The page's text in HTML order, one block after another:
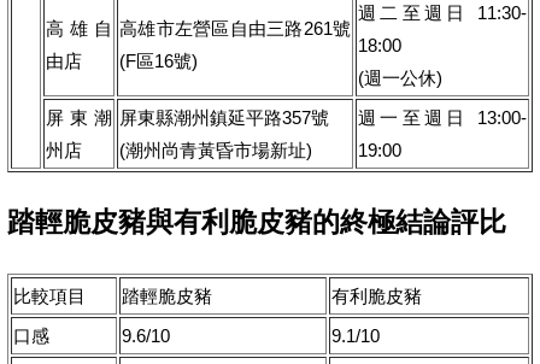
高雄自
由店
高雄市左營區自由三路261號
(F區16號)
週二至週日 11:30-
18:00
(週一公休)
屏東潮
州店
屏東縣潮州鎮延平路357號
(潮州尚青黃昏市場新址)
週一至週日 13:00-
19:00
踏輕脆皮豬與有利脆皮豬的終極結論評比
比較項目 踏輕脆皮豬
有利脆皮豬
口感
9.6/10
9.1/10